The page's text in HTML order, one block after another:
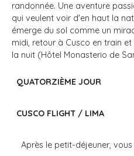
randonnée. Une aventure
qui veulent voir d'en haut la
émerge du sol comme un
midi, retour à Cusco en train
la nuit (Hôtel Monasterio de
QUATORZIÈME JOUR
CUSCO FLIGHT / LIMA
Après le petit-déjeuner,